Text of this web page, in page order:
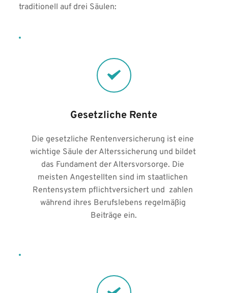
traditionell auf drei Säulen:
Gesetzliche Rente
Die gesetzliche Rentenversicherung ist eine
wichtige Säule der Alterssicherung und bildet
das Fundament der Altersvorsorge. Die
meisten Angestellten sind im staatlichen
Rentensystem pflichtversichert und  zahlen
während ihres Berufslebens regelmäßig
Beiträge ein.